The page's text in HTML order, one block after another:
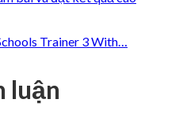
Trainer 3 With…
luận